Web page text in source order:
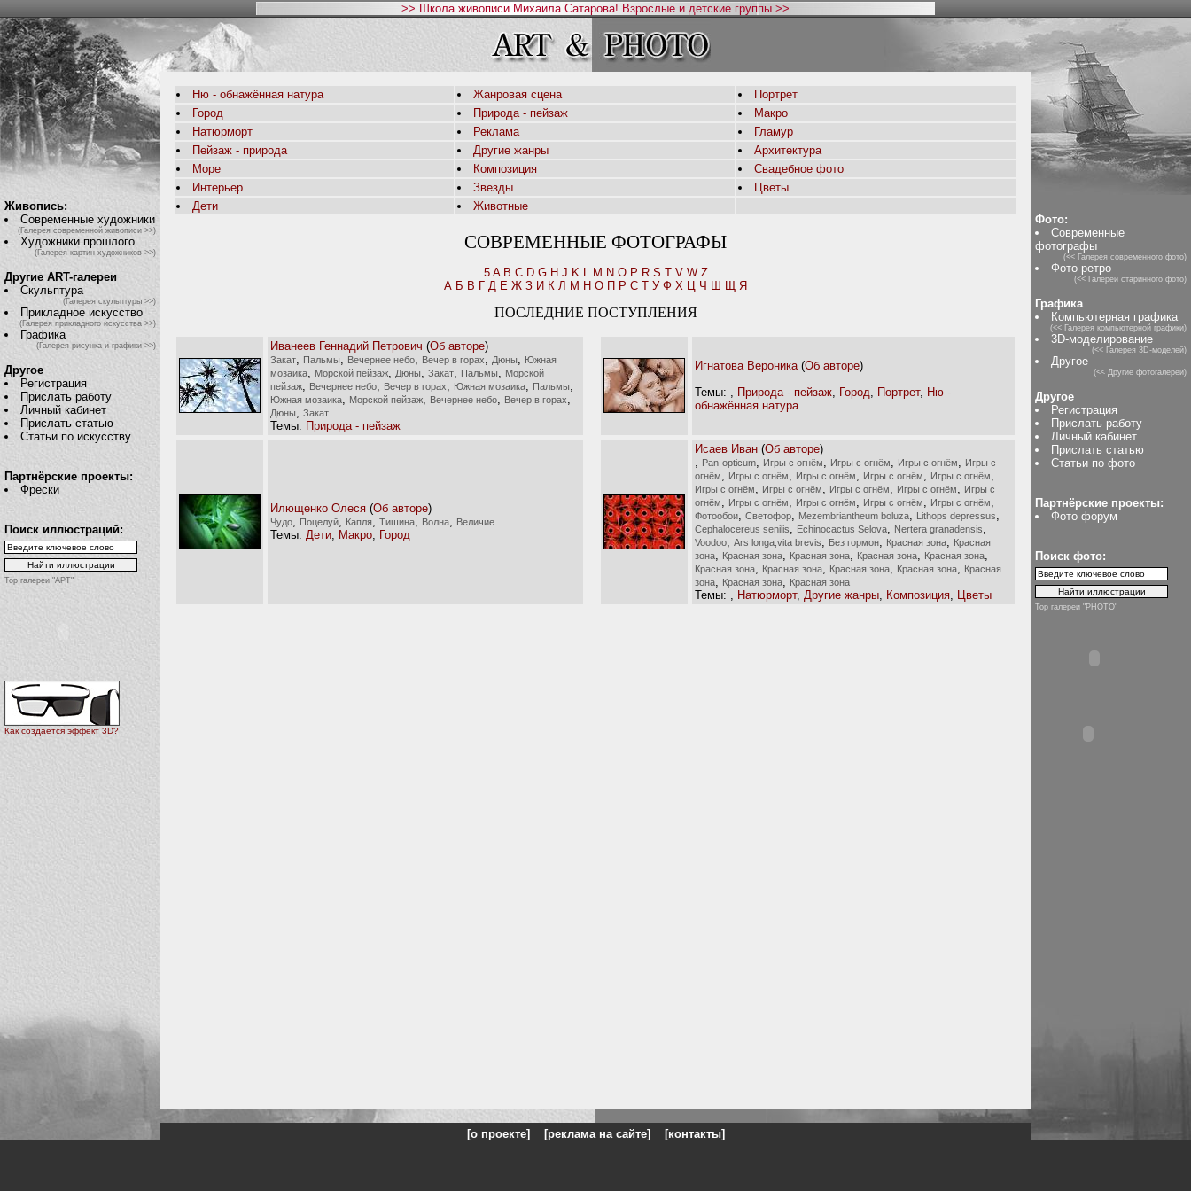
>> Школа живописи Михаила Сатарова! Взрослые и детские группы >>
Живопись:
Современные художники
(Галерея современной живописи >>)
Художники прошлого
(Галерея картин художников >>)
Другие ART-галереи
Скульптура
(Галерея скульптуры >>)
Прикладное искусство
(Галерея прикладного искусства >>)
Графика
(Галерея рисунка и графики >>)
Другое
Регистрация
Прислать работу
Личный кабинет
Прислать статью
Статьи по искусству
Партнёрские проекты:
Фрески
Поиск иллюстраций:
Top галереи "АРТ"
Как создаётся эффект 3D?
Ню - обнажённая натура Жанровая сцена
Портрет
Город
Природа - пейзаж
Макро
Натюрморт
Реклама
Гламур
Пейзаж - природа
Другие жанры
Архитектура
Море
Композиция
Свадебное фото
Интерьер
Звезды
Цветы
Дети
Животные
СОВРЕМЕННЫЕ ФОТОГРАФЫ
5 A B C D G H J K L M N O P R S T V W Z
А Б В Г Д Е Ж З И К Л М Н О П Р С Т У Ф Х Ц Ч Ш Щ Я
ПОСЛЕДНИЕ ПОСТУПЛЕНИЯ
Иванеев Геннадий Петрович (Об авторе)
Закат Пальмы Вечернее небо Вечер в горах Дюны
Южная
мозаика
Морской пейзаж Дюны Закат Пальмы
Морской
пейзаж
Вечернее небо Вечер в горах Южная мозаика Пальмы
Южная мозаика Морской пейзаж Вечернее небо Вечер в горах
Дюны Закат
Темы: Природа - пейзаж
Игнатова Вероника (Об авторе)
Темы:
Природа - пейзаж Город Портрет, Ню -
обнажённая натура
Илющенко Олеся (Об авторе)
Чудо Поцелуй Капля Тишина Волна Величие
Темы: Дети Макро Город
Исаев Иван (Об авторе)
Pan-opticum Игры с огнём Игры с огнём Игры с огнём
Игры с
огнём
Игры с огнём Игры с огнём Игры с огнём Игры с огнём
Игры с огнём Игры с огнём Игры с огнём Игры с огнём
Игры с
огнём
Игры с огнём Игры с огнём Игры с огнём Игры с огнём
Фотообои Светофор Mezembriantheum boluza Lithops depressus
Cephalocereus senilis Echinocactus Selova Nertera granadensis
Voodoo Ars longa,vita brevis Без гормон Красная зона
Красная
зона
Красная зона Красная зона Красная зона Красная зона
Красная зона Красная зона Красная зона Красная зона
Красная
зона
Красная зона Красная зона
Темы: Натюрморт, Другие жанры Композиция Цветы
Фото:
Современные
фотографы
(<< Галерея современного фото)
Фото ретро
(<< Галереи старинного фото)
Графика
Компьютерная графика
(<< Галерея компьютерной графики)
3D-моделирование
(<< Галерея 3D-моделей)
Другое
(<< Другие фотогалереи)
Другое
Регистрация
Прислать работу
Личный кабинет
Прислать статью
Статьи по фото
Партнёрские проекты:
Фото форум
Поиск фото:
Top галереи "PHOTO"
[о проекте] [реклама на сайте] [контакты]